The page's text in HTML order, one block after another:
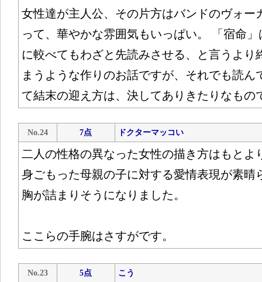
女性達が主人公、その片方はバンドのヴォー
って、華やかな雰囲気もいっぱい。 「宿命
に較べてもわざと先読みさせる、と言うより
まうような作りのお話ですが、それでも読ん
て結末の迎え方は、決してありきたりなもの
No.24 7点 ドクターマッコい
二人の性格の異なった女性の描き方はもとよ
身ごもった母親の子に対する愛情表現が素晴
胸が詰まりそうになりました。
ここらの手腕はさすがです。
No.23 5点 こう